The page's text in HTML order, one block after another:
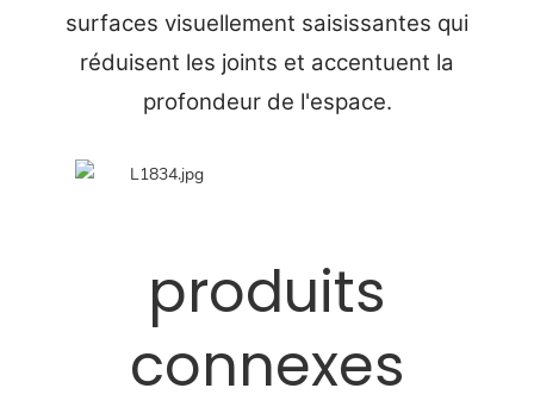
surfaces visuellement saisissantes qui
réduisent les joints et accentuent la
profondeur de l'espace.
produits
connexes